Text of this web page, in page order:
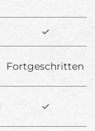
✓
Fortgeschritten
✓